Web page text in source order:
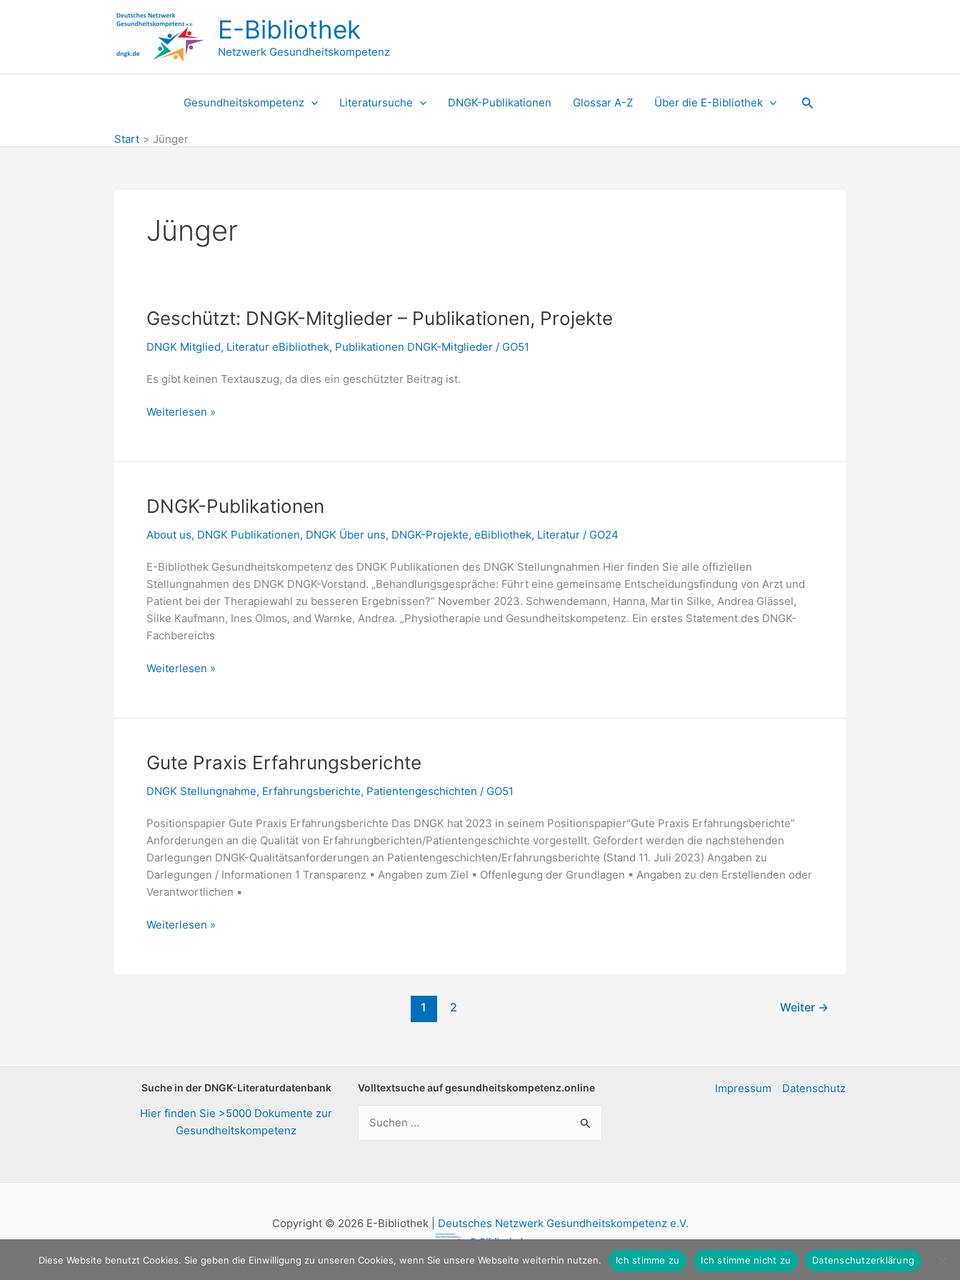
E-Bibliothek
Netzwerk Gesundheitskompetenz
Gesundheitskompetenz Literatursuche DNGK-Publikationen Glossar A-Z Über die E-Bibliothek Suchen
Start Jünger
Jünger
Geschützt: DNGK-Mitglieder – Publikationen, Projekte
DNGK Mitglied, Literatur eBibliothek, Publikationen DNGK-Mitglieder / GO51
Es gibt keinen Textauszug, da dies ein geschützter Beitrag ist.
Geschützt:
–
Projekte
Weiterlesen »
DNGK-Publikationen
About us, DNGK Publikationen, DNGK Über uns, DNGK-Projekte, eBibliothek, Literatur / GO24
E-Bibliothek Gesundheitskompetenz des DNGK Publikationen des DNGK Stellungnahmen Hier finden Sie alle offiziellen
Stellungnahmen des DNGK DNGK-Vorstand. „Behandlungsgespräche: Führt eine gemeinsame Entscheidungsfindung von Arzt und
Patient bei der Therapiewahl zu besseren Ergebnissen?“ November 2023. Schwendemann, Hanna, Martin Silke, Andrea Glässel,
Silke Kaufmann, Ines Olmos, and Warnke, Andrea. „Physiotherapie und Gesundheitskompetenz. Ein erstes Statement des DNGK-
Fachbereichs
DNGK-
Weiterlesen »
Gute Praxis Erfahrungsberichte
DNGK Stellungnahme, Erfahrungsberichte, Patientengeschichten / GO51
Positionspapier Gute Praxis Erfahrungsberichte Das DNGK hat 2023 in seinem Positionspapier“Gute Praxis Erfahrungsberichte”
Anforderungen an die Qualität von Erfahrungberichten/Patientengeschichte vorgestellt. Gefordert werden die nachstehenden
Darlegungen DNGK-Qualitätsanforderungen an Patientengeschichten/Erfahrungsberichte (Stand 11. Juli 2023) Angaben zu
Darlegungen / Informationen 1 Transparenz ▪ Angaben zum Ziel ▪ Offenlegung der Grundlagen ▪ Angaben zu den Erstellenden oder
Verantwortlichen ▪
Gute
Weiterlesen »
1 2 Weiter →
Suche in der DNGK-Literaturdatenbank
Hier finden Sie >5000 Dokumente zur
Gesundheitskompetenz
Volltextsuche auf gesundheitskompetenz.online
nach:
Impressum Datenschutz
Copyright © 2026 E-Bibliothek | Deutsches Netzwerk Gesundheitskompetenz e.V.
Diese Website benutzt Cookies. Sie geben die Einwilligung zu unseren Cookies, wenn Sie unsere Webseite weiterhin nutzen. Ich stimme zu Ich stimme nicht zu Datenschutzerklärung